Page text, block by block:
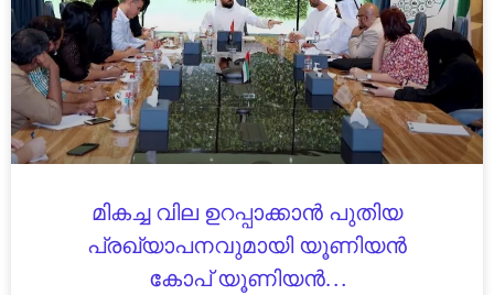
മികച്ച വില ഉറപ്പാക്കാന്‍ പുതിയ
പ്രഖ്യാപനവുമായി യൂണിയന്‍
കോപ് യൂണിയന്‍…